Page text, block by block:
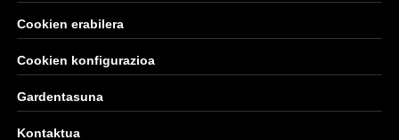
Cookien erabilera
Cookien konfigurazioa
Gardentasuna
Kontaktua